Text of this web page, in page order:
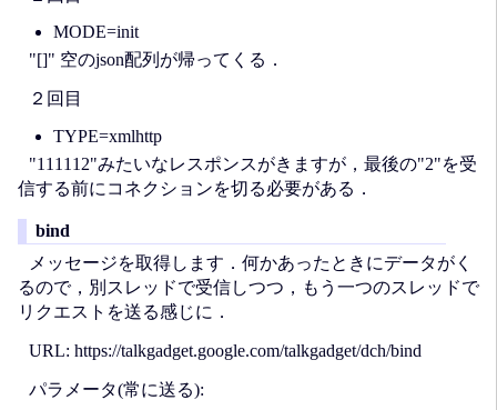
MODE=init
"[]" 空のjson配列が帰ってくる．
２回目
TYPE=xmlhttp
"111112"みたいなレスポンスがきますが，最後の"2"を受
信する前にコネクションを切る必要がある．
bind
メッセージを取得します．何かあったときにデータがく
るので，別スレッドで受信しつつ，もう一つのスレッドで
リクエストを送る感じに．
URL: https://talkgadget.google.com/talkgadget/dch/bind
パラメータ(常に送る):